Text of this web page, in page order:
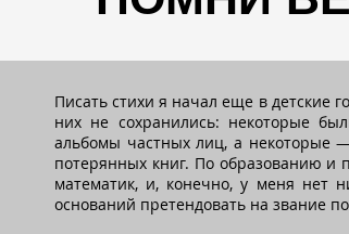
Писать стихи я начал еще в детские
них не сохранились: некоторые
альбомы частных лиц, а некоторые
потерянных книг. По образованию и
математик, и, конечно, у меня нет
оснований претендовать на звание